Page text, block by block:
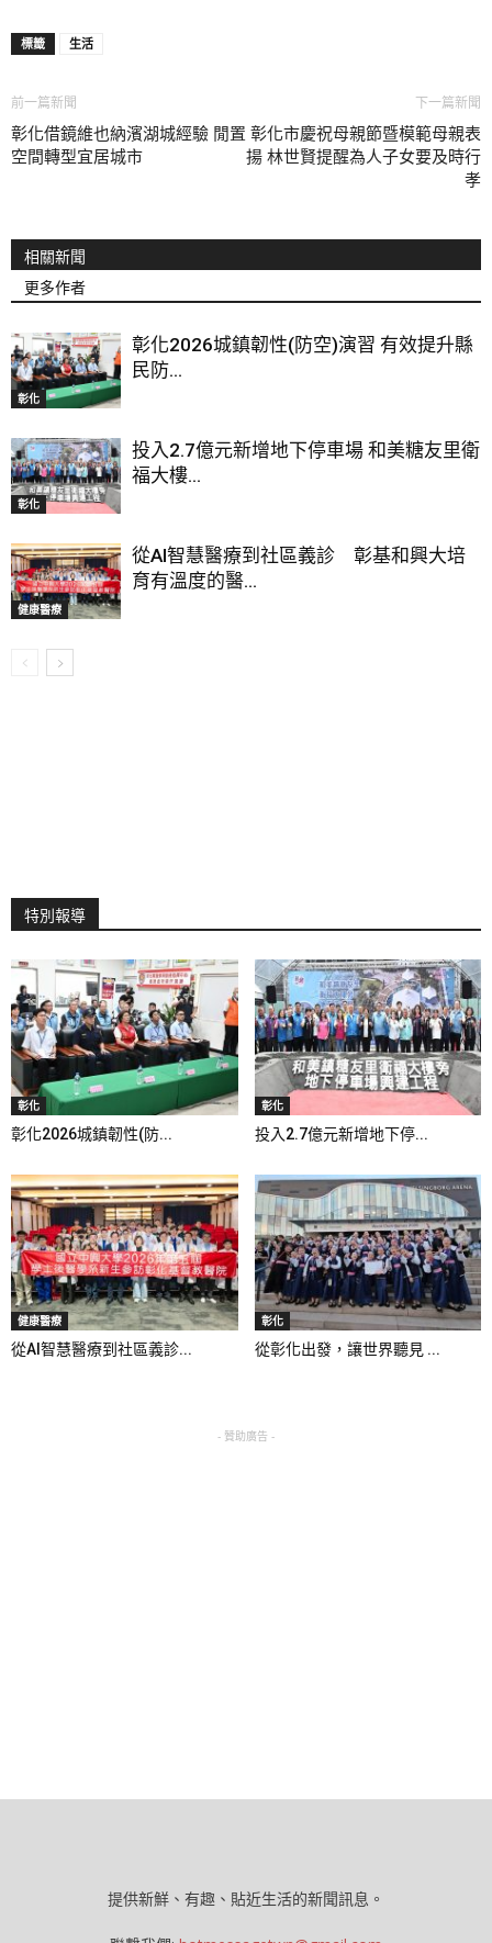
標籤 生活
前一篇新聞
彰化借鏡維也納濱湖城經驗 閒置
空間轉型宜居城市
下一篇新聞
彰化市慶祝母親節暨模範母親表
揚 林世賢提醒為人子女要及時行
孝
相關新聞
更多作者
彰化
彰化2026城鎮韌性(防空)演習 有效提升縣
民防...
彰化
投入2.7億元新增地下停車場 和美糖友里衛
福大樓...
健康醫療
從AI智慧醫療到社區義診 彰基和興大培
育有溫度的醫...
特別報導
彰化
彰化2026城鎮韌性(防...
彰化
投入2.7億元新增地下停...
健康醫療
從AI智慧醫療到社區義診...
彰化
從彰化出發，讓世界聽見 ...
- 贊助廣告 -
提供新鮮、有趣、貼近生活的新聞訊息。